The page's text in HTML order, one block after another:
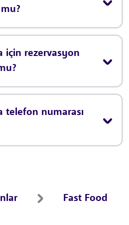
için rezervasyon
telefon numarası
Fast Food